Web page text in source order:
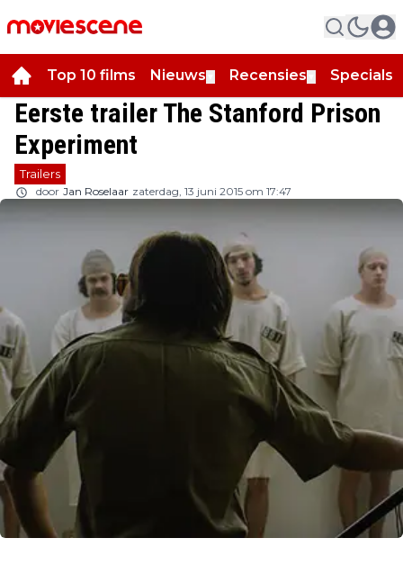
Top 10 films Nieuws Recensies Specials
Eerste trailer The Stanford Prison
Experiment
Trailers
door Jan Roselaar zaterdag, 13 juni 2015 om 17:47